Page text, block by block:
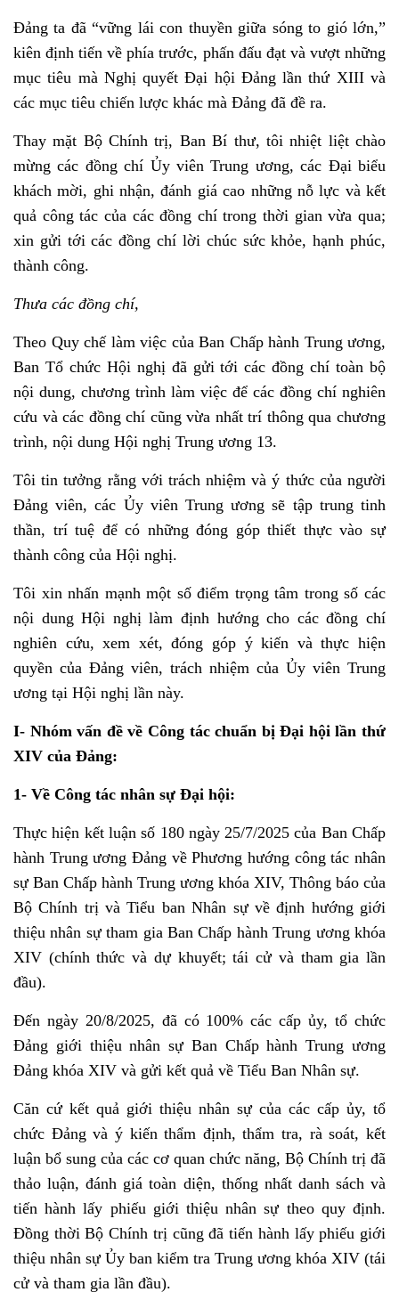
Đảng ta đã “vững lái con thuyền giữa sóng to gió lớn,”
kiên định tiến về phía trước, phấn đấu đạt và vượt những
mục tiêu mà Nghị quyết Đại hội Đảng lần thứ XIII và
các mục tiêu chiến lược khác mà Đảng đã đề ra.
Thay mặt Bộ Chính trị, Ban Bí thư, tôi nhiệt liệt chào
mừng các đồng chí Ủy viên Trung ương, các Đại biểu
khách mời, ghi nhận, đánh giá cao những nỗ lực và kết
quả công tác của các đồng chí trong thời gian vừa qua;
xin gửi tới các đồng chí lời chúc sức khỏe, hạnh phúc,
thành công.
Thưa các đồng chí,
Theo Quy chế làm việc của Ban Chấp hành Trung ương,
Ban Tổ chức Hội nghị đã gửi tới các đồng chí toàn bộ
nội dung, chương trình làm việc để các đồng chí nghiên
cứu và các đồng chí cũng vừa nhất trí thông qua chương
trình, nội dung Hội nghị Trung ương 13.
Tôi tin tưởng rằng với trách nhiệm và ý thức của người
Đảng viên, các Ủy viên Trung ương sẽ tập trung tinh
thần, trí tuệ để có những đóng góp thiết thực vào sự
thành công của Hội nghị.
Tôi xin nhấn mạnh một số điểm trọng tâm trong số các
nội dung Hội nghị làm định hướng cho các đồng chí
nghiên cứu, xem xét, đóng góp ý kiến và thực hiện
quyền của Đảng viên, trách nhiệm của Ủy viên Trung
ương tại Hội nghị lần này.
I- Nhóm vấn đề về Công tác chuẩn bị Đại hội lần thứ
XIV của Đảng:
1- Về Công tác nhân sự Đại hội:
Thực hiện kết luận số 180 ngày 25/7/2025 của Ban Chấp
hành Trung ương Đảng về Phương hướng công tác nhân
sự Ban Chấp hành Trung ương khóa XIV, Thông báo của
Bộ Chính trị và Tiểu ban Nhân sự về định hướng giới
thiệu nhân sự tham gia Ban Chấp hành Trung ương khóa
XIV (chính thức và dự khuyết; tái cử và tham gia lần
đầu).
Đến ngày 20/8/2025, đã có 100% các cấp ủy, tổ chức
Đảng giới thiệu nhân sự Ban Chấp hành Trung ương
Đảng khóa XIV và gửi kết quả về Tiểu Ban Nhân sự.
Căn cứ kết quả giới thiệu nhân sự của các cấp ủy, tổ
chức Đảng và ý kiến thẩm định, thẩm tra, rà soát, kết
luận bổ sung của các cơ quan chức năng, Bộ Chính trị đã
thảo luận, đánh giá toàn diện, thống nhất danh sách và
tiến hành lấy phiếu giới thiệu nhân sự theo quy định.
Đồng thời Bộ Chính trị cũng đã tiến hành lấy phiếu giới
thiệu nhân sự Ủy ban kiểm tra Trung ương khóa XIV (tái
cử và tham gia lần đầu).